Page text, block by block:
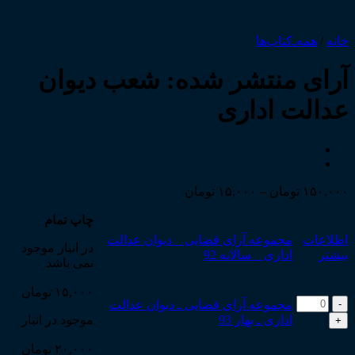
خانه / همه‌ـ‌کتاب‌ها
آرای منتشر شده: شعب دیوان
عدالت اداری
۱۵۰,۰۰۰ تومان – ۱۵,۰۰۰ تومان
through
۱۵۰,۰۰۰ تومان
اطلاعات
بیشتر
مجموعه آرای قضایی _ دیوان عدالت
اداری _ سالانه 92
چاپ تمام
در انبار موجود
نمی باشد
مجموعه
آرای
قضایی
مجموعه آرای قضایی ـ دیوان عدالت
اداری ـ بهار 93
۱۵,۰۰۰ تومان
موجود در انبار
۲۰,۰۰۰ تومان